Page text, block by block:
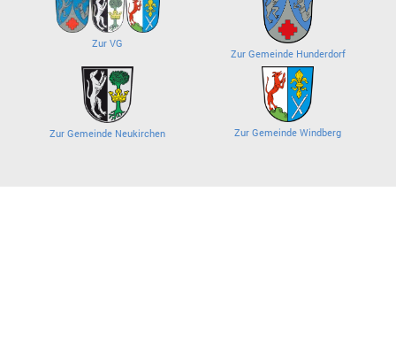
Zur VG
Zur Gemeinde Hunderdorf
Zur Gemeinde Neukirchen Zur Gemeinde Windberg